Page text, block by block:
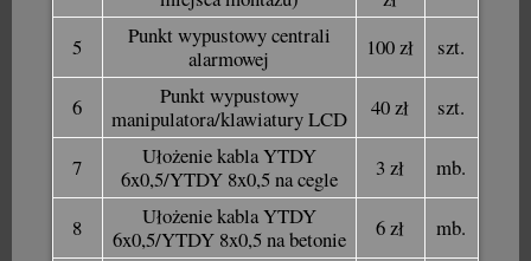
5
Punkt wypustowy centrali
alarmowej
100 zł szt.
6
Punkt wypustowy
manipulatora/klawiatury LCD
40 zł szt.
7
Ułożenie kabla YTDY
6x0,5/YTDY 8x0,5 na cegle
3 zł mb.
8
Ułożenie kabla YTDY
6x0,5/YTDY 8x0,5 na betonie
6 zł mb.